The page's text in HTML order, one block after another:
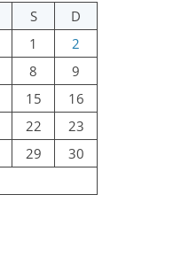
S
D
1
2
8
9
15
16
22
23
29
30